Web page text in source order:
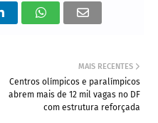
MAIS RECENTES
Centros olímpicos e paralímpicos
abrem mais de 12 mil vagas no DF
com estrutura reforçada